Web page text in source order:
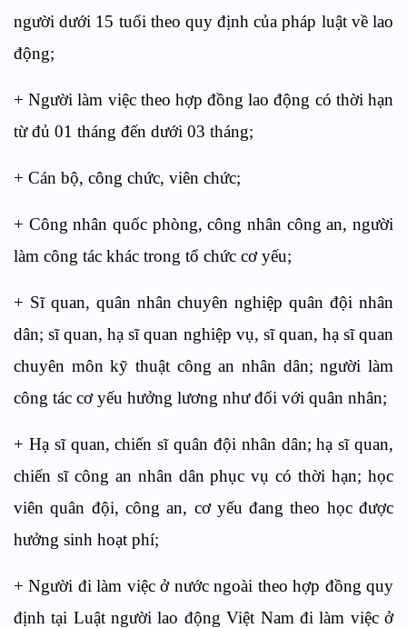
người dưới 15 tuổi theo quy định của pháp luật về lao
động;
+ Người làm việc theo hợp đồng lao động có thời hạn
từ đủ 01 tháng đến dưới 03 tháng;
+ Cán bộ, công chức, viên chức;
+ Công nhân quốc phòng, công nhân công an, người
làm công tác khác trong tổ chức cơ yếu;
+ Sĩ quan, quân nhân chuyên nghiệp quân đội nhân
dân; sĩ quan, hạ sĩ quan nghiệp vụ, sĩ quan, hạ sĩ quan
chuyên môn kỹ thuật công an nhân dân; người làm
công tác cơ yếu hưởng lương như đối với quân nhân;
+ Hạ sĩ quan, chiến sĩ quân đội nhân dân; hạ sĩ quan,
chiến sĩ công an nhân dân phục vụ có thời hạn; học
viên quân đội, công an, cơ yếu đang theo học được
hưởng sinh hoạt phí;
+ Người đi làm việc ở nước ngoài theo hợp đồng quy
định tại Luật người lao động Việt Nam đi làm việc ở